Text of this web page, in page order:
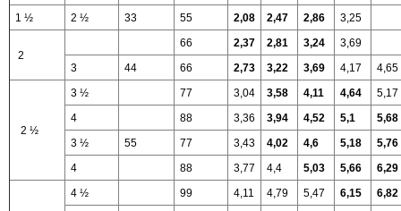
1 ½
2 ½ 33 55 2,08 2,47 2,86 3,25
2
66 2,37 2,81 3,24
3,69
3
44 66 2,73 3,22 3,69 4,17 4,65
2 ½
3 ½ 77 3,04 3,58 4,11 4,64
5,17
4
88 3,36 3,94 4,52 5,1
5,68
3 ½
55 77 3,43 4,02 4,6 5,18
5,76
4
88 3,77 4,4 5,03 5,66 6,29
4 ½ 99 4,11 4,79 5,47 6,15
6,82